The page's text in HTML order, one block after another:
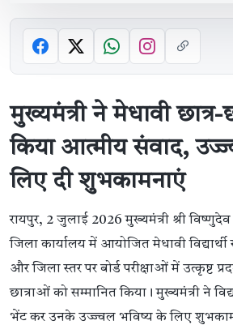
मुख्यमंत्री ने मेधावी
किया आत्मीय संवाद,
लिए दी शुभकामनाएं
रायपुर, 2 जुलाई 2026 मुख्यमंत्री श्री
जिला कार्यालय में आयोजित मेधावी विद्यार्थी
और जिला स्तर पर बोर्ड परीक्षाओं में उत्कृष्ट
छात्राओं को सम्मानित किया। मुख्यमंत्री ने
भेंट कर उनके उज्ज्वल भविष्य के लिए